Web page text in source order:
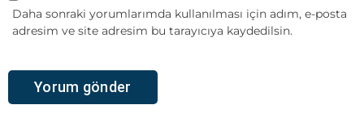
Daha sonraki yorumlarımda kullanılması için adım, e-posta
adresim ve site adresim bu tarayıcıya kaydedilsin.